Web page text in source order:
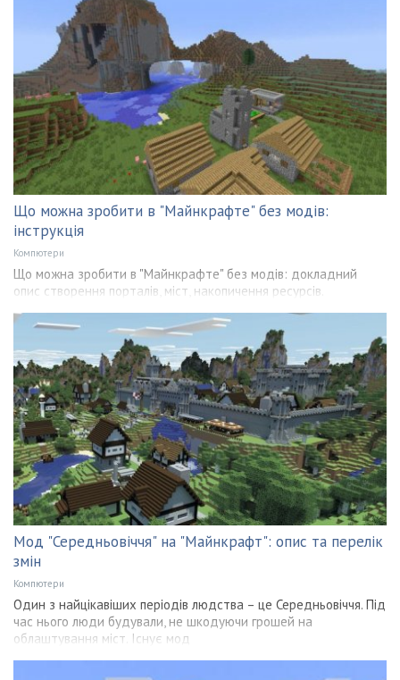
Що можна зробити в "Майнкрафте" без модів:
інструкція
Компютери
Що можна зробити в "Майнкрафте" без модів: докладний
опис створення порталів, міст, накопичення ресурсів.
Мод "Середньовіччя" на "Майнкрафт": опис та перелік
змін
Компютери
Один з найцікавіших періодів людства – це Середньовіччя. Під
час нього люди будували, не шкодуючи грошей на
облаштування міст. Існує мод